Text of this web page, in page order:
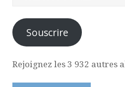
Souscrire
Rejoignez les 3 932 autres